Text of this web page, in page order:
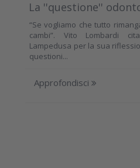
La ''questione''
“Se vogliamo che tutto
cambi”. Vito Lombardi
Lampedusa per la sua
questioni...
Approfondisci